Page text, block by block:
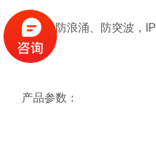
防雷、防浪涌、防突波
产品参数：